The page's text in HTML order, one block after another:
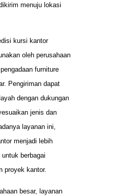
menuju lokasi
kursi kantor
oleh perusahaan
furniture
Pengiriman dapat
dengan dukungan
jenis dan
layanan ini,
menjadi lebih
berbagai
proyek kantor.
besar, layanan